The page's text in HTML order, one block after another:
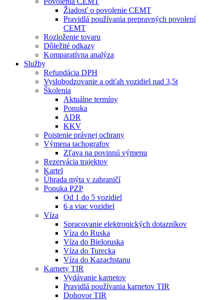
Žiadosť o povolenie CEMT
Pravidlá používania prepravných povolení
CEMT
Rozloženie tovaru
Dôležité odkazy
Komparatívna analýza
Služby
Refundácia DPH
Vyslobodzovanie a odťah vozidiel nad 3,5t
Školenia
Aktuálne termíny
Ponuka
ADR
KKV
Poistenie právnej ochrany
Výmena tachografov
Zľava na povinnú výmenu
Rezervácia trajektov
Kartel
Úhrada mýta v zahraničí
Ponuka PZP
Od 1 do 5 vozidiel
6 a viac vozidiel
Víza
Spracovanie elektronických dotazníkov
Víza do Ruska
Víza do Bieloruska
Víza do Turecka
Víza do Kazachstanu
Karnety TIR
Vydávanie karnetov
Pravidlá používania karnetov TIR
Dohovor TIR